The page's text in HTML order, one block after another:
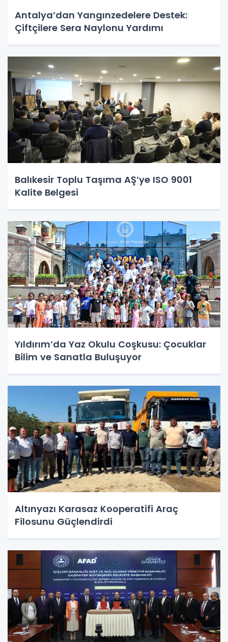
Antalya’dan Yangınzedelere Destek:
Çiftçilere Sera Naylonu Yardımı
Balıkesir Toplu Taşıma AŞ’ye ISO 9001
Kalite Belgesi
Yıldırım’da Yaz Okulu Coşkusu: Çocuklar
Bilim ve Sanatla Buluşuyor
Altınyazı Karasaz Kooperatifi Araç
Filosunu Güçlendirdi